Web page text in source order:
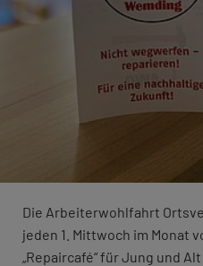
Die Arbeiterwohlfahrt
jeden 1. Mittwoch im Monat
„Repaircafé“ für Jung und